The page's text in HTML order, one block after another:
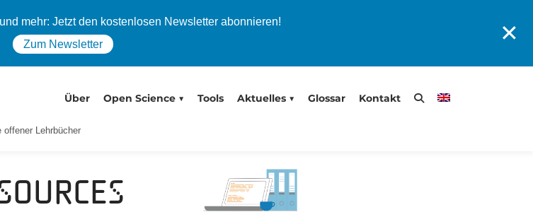
mehr: Jetzt den kostenlosen Newsletter abonnieren!
Zum Newsletter
✕
Über Open Science Tools Aktuelles Glossar Kontakt
offener Lehrbücher